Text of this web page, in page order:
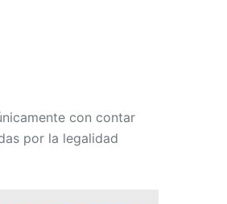
con contar
por la legalidad